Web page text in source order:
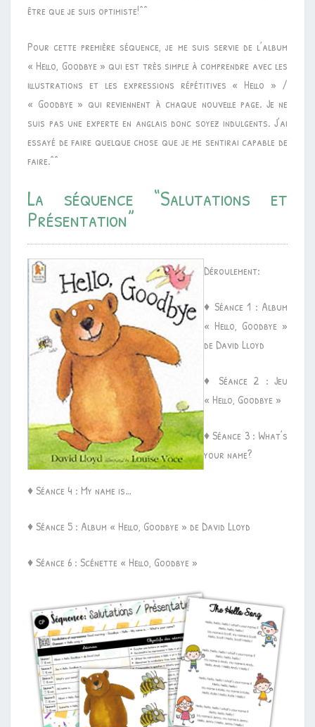
être que je suis optimiste!^^
Pour cette première séquence, je me suis servie de l’album
« Hello, Goodbye » qui est très simple à comprendre avec les
illustrations et les expressions répétitives « Hello » /
« Goodbye » qui reviennent à chaque nouvelle page. Je ne
suis pas une experte en anglais donc soyez indulgents. J’ai
essayé de faire quelque chose que je me sentirai capable de
faire.^^
La séquence “Salutations et
Présentation”
Déroulement:
♦ Séance 1 : Album
« Hello, Goodbye »
de David Lloyd
♦ Séance 2 : Jeu
« Hello, Goodbye »
♦ Séance 3 : What’s
your name?
♦ Séance 4 : My name is…
♦ Séance 5 : Album « Hello, Goodbye » de David Lloyd
♦ Séance 6 : Scénette « Hello, Goodbye »